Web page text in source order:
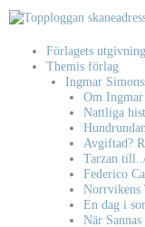
Hoppa
till
Förlagets utgivning
Themis förlag
Ingmar
Om Ingmar
Nattliga
Avgiftad?
Tarzan
Federico
Norrvikens
En dag i
När